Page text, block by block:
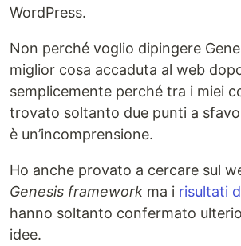
WordPress.
Non perché voglio dipingere
miglior cosa accaduta al web
semplicemente perché tra i miei
trovato soltanto due punti a
è un’incomprensione.
Ho anche provato a cercare sul
Genesis framework ma i risultati
hanno soltanto confermato
idee.